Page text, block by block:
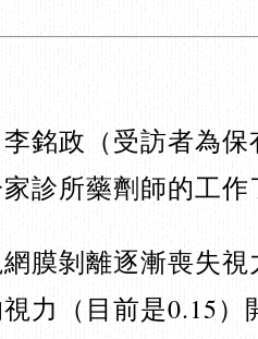
銘政（受訪者為
診所藥劑師的工
膜剝離逐漸喪失
力（目前是0.15